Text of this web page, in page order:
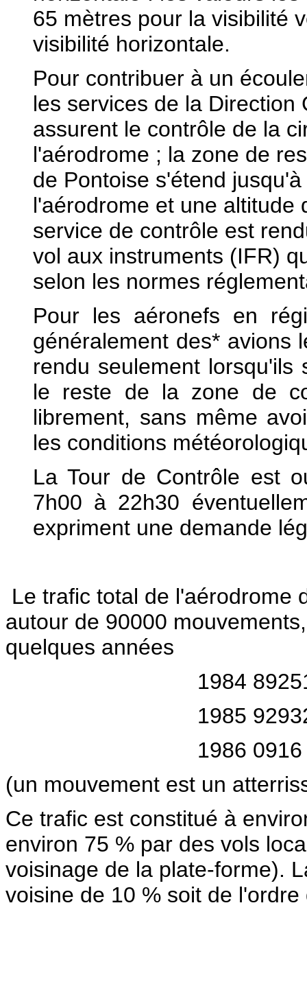
65 mètres pour la visibilité
visibilité horizontale.
Pour contribuer à un
les services de la Direction
assurent le contrôle de la
l'aérodrome ; la zone de
de Pontoise s'étend
l'aérodrome et une altitude
service de contrôle est
vol aux instruments (IFR)
selon les normes
Pour les aéronefs en
généralement des* avions
rendu seulement
le reste de la zone de
librement, sans même
les conditions
La Tour de Contrôle est
7h00 à 22h30
expriment une demande
Le trafic total de l'aérodrome
autour de 90000
quelques années
1984
1985
1986
(un mouvement est un
Ce trafic est constitué à
environ 75 % par des vols
voisinage de la plate-forme).
voisine de 10 % soit de